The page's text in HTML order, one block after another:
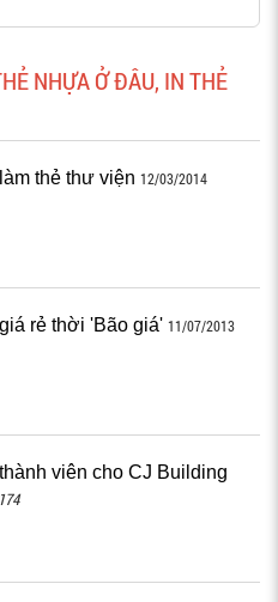
NHỰA Ở ĐÂU, IN THẺ
thẻ thư viện 12/03/2014
rẻ thời 'Bão giá' 11/07/2013
viên cho CJ Building